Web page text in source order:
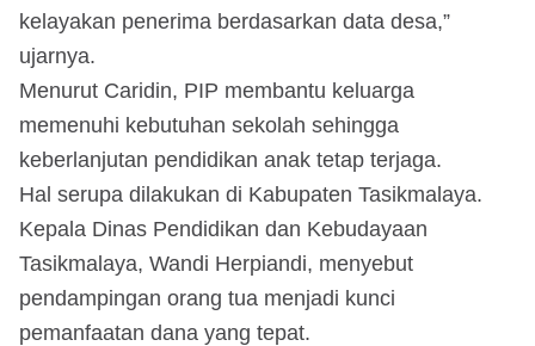
kelayakan penerima berdasarkan data desa,”
ujarnya.
Menurut Caridin, PIP membantu keluarga
memenuhi kebutuhan sekolah sehingga
keberlanjutan pendidikan anak tetap terjaga.
Hal serupa dilakukan di Kabupaten Tasikmalaya.
Kepala Dinas Pendidikan dan Kebudayaan
Tasikmalaya, Wandi Herpiandi, menyebut
pendampingan orang tua menjadi kunci
pemanfaatan dana yang tepat.